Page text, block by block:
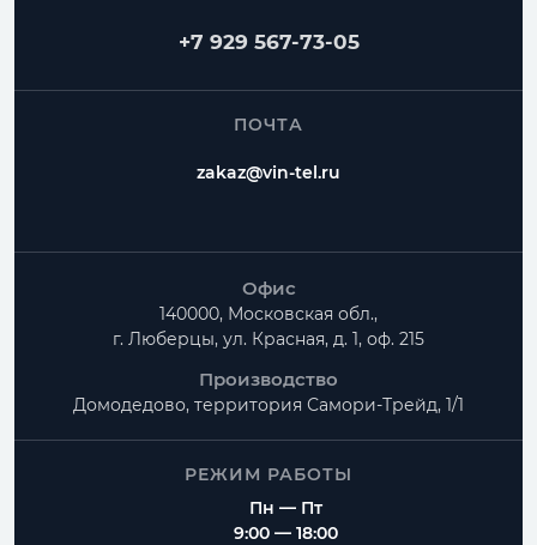
+7 929 567-73-05
ПОЧТА
zakaz@vin-tel.ru
Офис
140000, Московская обл.,
г. Люберцы, ул. Красная, д. 1, оф. 215
Производство
Домодедово, территория Самори-Трейд, 1/1
РЕЖИМ РАБОТЫ
Пн — Пт
9:00 — 18:00